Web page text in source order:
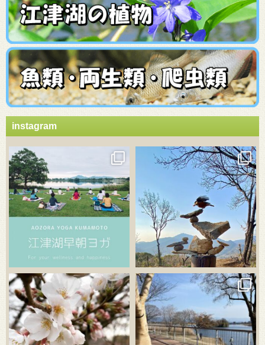
instagram
3月 20
3月 18
3月 18